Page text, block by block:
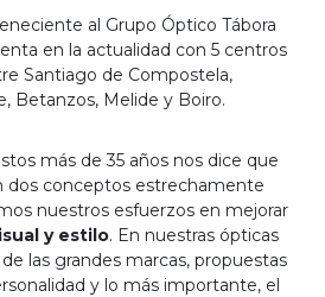
al Grupo Óptico Tábora
en la actualidad con 5 centros
Santiago de Compostela,
Betanzos, Melide y Boiro.
más de 35 años nos dice que
dos conceptos estrechamente
nuestros esfuerzos en mejorar
y estilo. En nuestras ópticas
las grandes marcas, propuestas
y lo más importante, el